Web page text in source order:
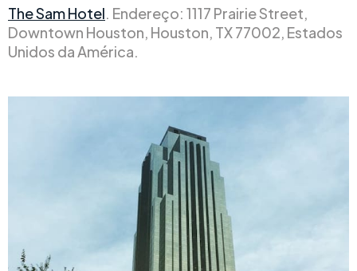
The Sam Hotel. Endereço: 1117 Prairie Street,
Downtown Houston, Houston, TX 77002, Estados
Unidos da América.